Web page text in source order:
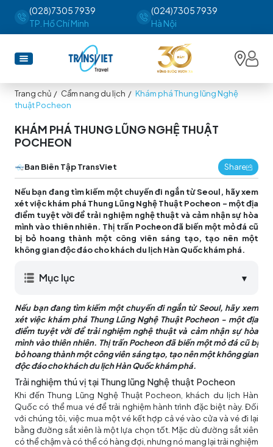
(028)7305 7939
TP. Hồ Chí Minh
(024)7305 7939
Hà Nội
Trang chủ / Cẩm nang du lịch / Khám phá Thung lũng Nghệ
thuật Pocheon
KHÁM PHÁ THUNG LŨNG NGHỆ THUẬT
POCHEON
Ban Biên Tập TransViet Share
Nếu bạn đang tìm kiếm một chuyến đi ngắn từ Seoul, hãy xem
xét việc khám phá Thung Lũng Nghệ Thuật Pocheon - một địa
điểm tuyệt vời để trải nghiệm nghệ thuật và cảm nhận sự hòa
mình vào thiên nhiên. Thị trấn Pocheon đã biến một mỏ đá cũ
bị bỏ hoang thành một công viên sáng tạo, tạo nên một
không gian độc đáo cho khách du lịch Hàn Quốc khám phá.
Mục lục ▼
Nếu bạn đang tìm kiếm một chuyến đi ngắn từ Seoul, hãy xem
xét việc khám phá Thung Lũng Nghệ Thuật Pocheon - một địa
điểm tuyệt vời để trải nghiệm nghệ thuật và cảm nhận sự hòa
mình vào thiên nhiên. Thị trấn Pocheon đã biến một mỏ đá cũ bị
bỏ hoang thành một công viên sáng tạo, tạo nên một không gian
độc đáo cho khách du lịch Hàn Quốc khám phá.
Trải nghiệm thú vị tại Thung lũng Nghệ thuật Pocheon
Khi đến Thung Lũng Nghệ Thuật Pocheon, khách du lịch Hàn
Quốc có thể mua vé để trải nghiệm hành trình đặc biệt này. Đối
với chúng tôi, việc mua một vé kết hợp cả vé vào cửa và vé đi lại
bằng đường sắt xiên là một lựa chọn tốt. Mặc dù đường sắt xiên
có thể chậm và có thể có hàng đợi, nhưng nó mang lại trải nghiệm